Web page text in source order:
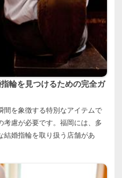
輪を見つけるための完全ガ
間を象徴する特別なアイテムで
考慮が必要です。福岡には、多
婚指輪を取り扱う店舗があ